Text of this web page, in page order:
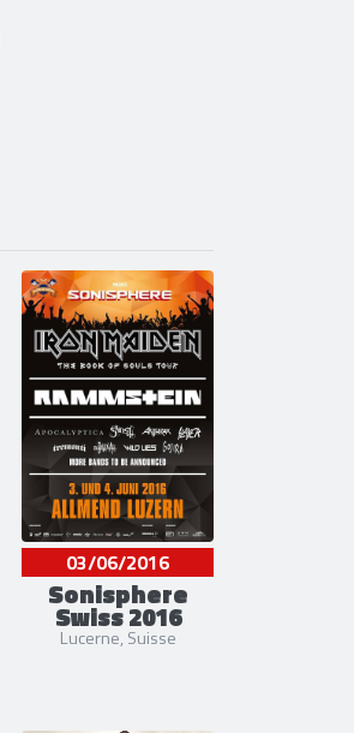
03/06/2016
Sonisphere
Swiss 2016
Lucerne, Suisse